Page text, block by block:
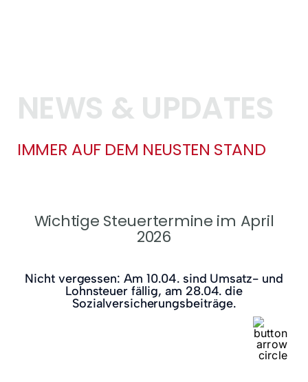
NEWS & UPDATES
IMMER AUF DEM NEUSTEN STAND
Wichtige Steuertermine im April
2026
Nicht vergessen: Am 10.04. sind Umsatz- und
Lohnsteuer fällig, am 28.04. die
Sozialversicherungsbeiträge.